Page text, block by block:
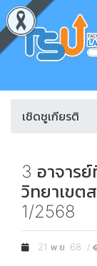
เชิดชูเกียรติ
3 อาจาร
วิทยาเขต
1/2568
21 พ.ย. 68 /